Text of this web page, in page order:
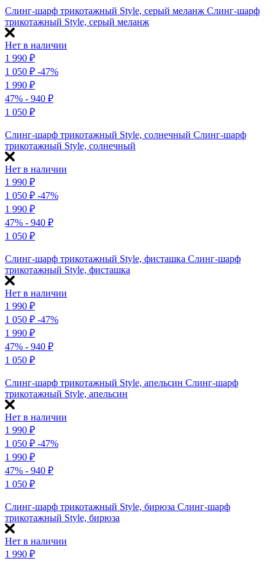
Слинг-шарф трикотажный Style, серый меланж Слинг-шарф
трикотажный Style, серый меланж
Нет в наличии
1 990 ₽
1 050 ₽ -47%
1 990 ₽
47% - 940 ₽
1 050 ₽
Слинг-шарф трикотажный Style, солнечный Слинг-шарф
трикотажный Style, солнечный
Нет в наличии
1 990 ₽
1 050 ₽ -47%
1 990 ₽
47% - 940 ₽
1 050 ₽
Слинг-шарф трикотажный Style, фисташка Слинг-шарф
трикотажный Style, фисташка
Нет в наличии
1 990 ₽
1 050 ₽ -47%
1 990 ₽
47% - 940 ₽
1 050 ₽
Слинг-шарф трикотажный Style, апельсин Слинг-шарф
трикотажный Style, апельсин
Нет в наличии
1 990 ₽
1 050 ₽ -47%
1 990 ₽
47% - 940 ₽
1 050 ₽
Слинг-шарф трикотажный Style, бирюза Слинг-шарф
трикотажный Style, бирюза
Нет в наличии
1 990 ₽